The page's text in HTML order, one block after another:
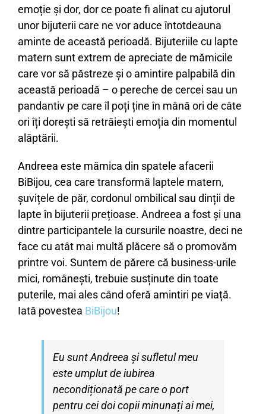
emoție și dor, dor ce poate fi alinat cu ajutorul
unor bijuterii care ne vor aduce întotdeauna
aminte de această perioadă. Bijuteriile cu lapte
matern sunt extrem de apreciate de mămicile
care vor să păstreze și o amintire palpabilă din
această perioadă – o pereche de cercei sau un
pandantiv pe care îl poți ține în mână ori de câte
ori îți dorești să retrăiești emoția din momentul
alăptării.
Andreea este mămica din spatele afacerii
BiBijou, cea care transformă laptele matern,
șuvițele de păr, cordonul ombilical sau dinții de
lapte în bijuterii prețioase. Andreea a fost și una
dintre participantele la cursurile noastre, deci ne
face cu atât mai multă plăcere să o promovăm
printre voi. Suntem de părere că business-urile
mici, românești, trebuie susținute din toate
puterile, mai ales când oferă amintiri pe viață.
Iată povestea BiBijou!
Eu sunt Andreea și sufletul meu
este umplut de iubirea
necondiționată pe care o port
pentru cei doi copii minunați ai mei,